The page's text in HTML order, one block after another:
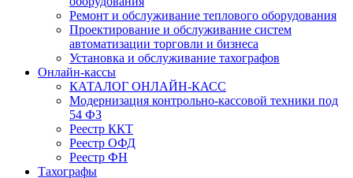
Ремонт и обслуживание теплового оборудования
Проектирование и обслуживание систем
автоматизации торговли и бизнеса
Установка и обслуживание тахографов
Онлайн-кассы
КАТАЛОГ ОНЛАЙН-КАСС
Модернизация контрольно-кассовой техники под
54 ФЗ
Реестр ККТ
Реестр ОФД
Реестр ФН
Тахографы